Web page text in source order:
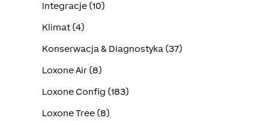
Integracje (10)
Klimat (4)
Konserwacja & Diagnostyka (37)
Loxone Air (8)
Loxone Config (183)
Loxone Tree (8)